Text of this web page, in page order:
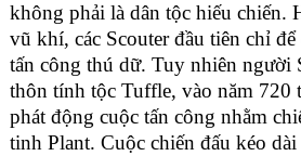
không phải là dân tộc hiếu chiến.
vũ khí, các Scouter đầu tiên chỉ
tấn công thú dữ. Tuy nhiên người
thôn tính tộc Tuffle, vào năm 720
phát động cuộc tấn công nhằm
tinh Plant. Cuộc chiến đấu kéo